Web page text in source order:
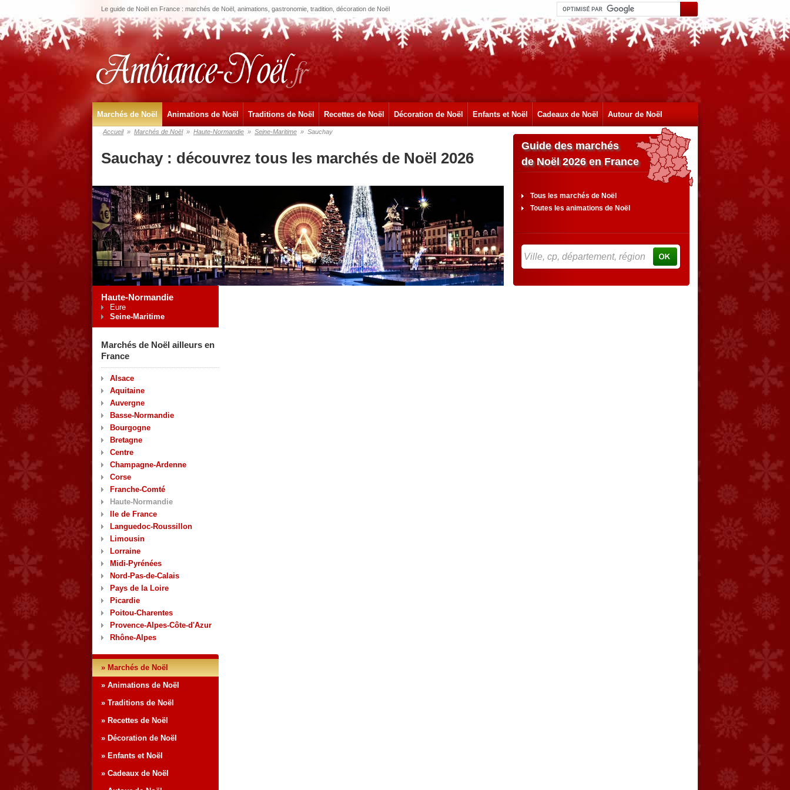
Le guide de Noël en France : marchés de Noël, animations, gastronomie, tradition, décoration de Noël
Marchés de Noël Animations de Noël Traditions de Noël Recettes de Noël Décoration de Noël Enfants et Noël Cadeaux de Noël Autour de Noël
Accueil » Marchés de Noël » Haute-Normandie » Seine-Maritime » Sauchay
Sauchay : découvrez tous les marchés de Noël 2026
Haute-Normandie
Eure
Seine-Maritime
Marchés de Noël ailleurs en
France
Alsace
Aquitaine
Auvergne
Basse-Normandie
Bourgogne
Bretagne
Centre
Champagne-Ardenne
Corse
Franche-Comté
Haute-Normandie
Ile de France
Languedoc-Roussillon
Limousin
Lorraine
Midi-Pyrénées
Nord-Pas-de-Calais
Pays de la Loire
Picardie
Poitou-Charentes
Provence-Alpes-Côte-d'Azur
Rhône-Alpes
» Marchés de Noël
» Animations de Noël
» Traditions de Noël
» Recettes de Noël
» Décoration de Noël
» Enfants et Noël
» Cadeaux de Noël
Guide des marchés
de Noël 2026 en France
Tous les marchés de Noël
Toutes les animations de Noël